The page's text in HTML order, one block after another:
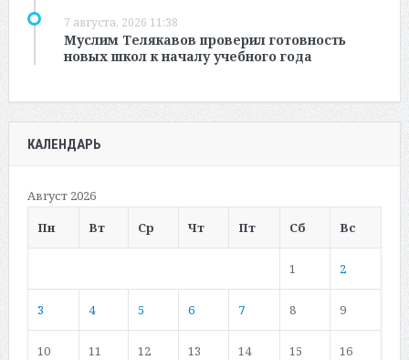
7 августа, 2026 11:38
Муслим Телякавов проверил готовность
новых школ к началу учебного года
КАЛЕНДАРЬ
Август 2026
Пн
Вт Ср Чт Пт Сб Вс
1 2
3 4 5 6 7 8 9
10 11 12 13 14 15 16